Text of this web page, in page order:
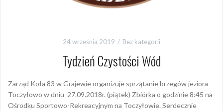
24 września 2019 Bez kategorii
Tydzień Czystości Wód
Zarząd Koła 83 w Grajewie organizuje sprzątanie brzegów jeziora
Toczyłowo w dniu 27.09.2018r. (piątek) Zbiórka o godzinie 8:45 na
Ośrodku Sportowo-Rekreacyjnym na Toczyłowie. Serdecznie